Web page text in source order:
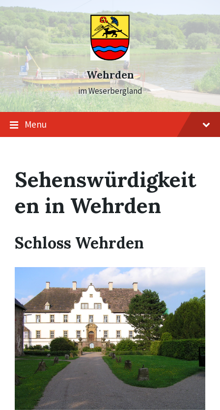
Skip
to
content
Skip
to
main
navigation
Skip
to
footer
Wehrden
im Weserbergland
Menu
Sehenswürdigkeit
en in Wehrden
Schloss Wehrden